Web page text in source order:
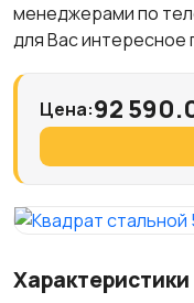
менеджерами по
для Вас
Цена:92
Характеристики